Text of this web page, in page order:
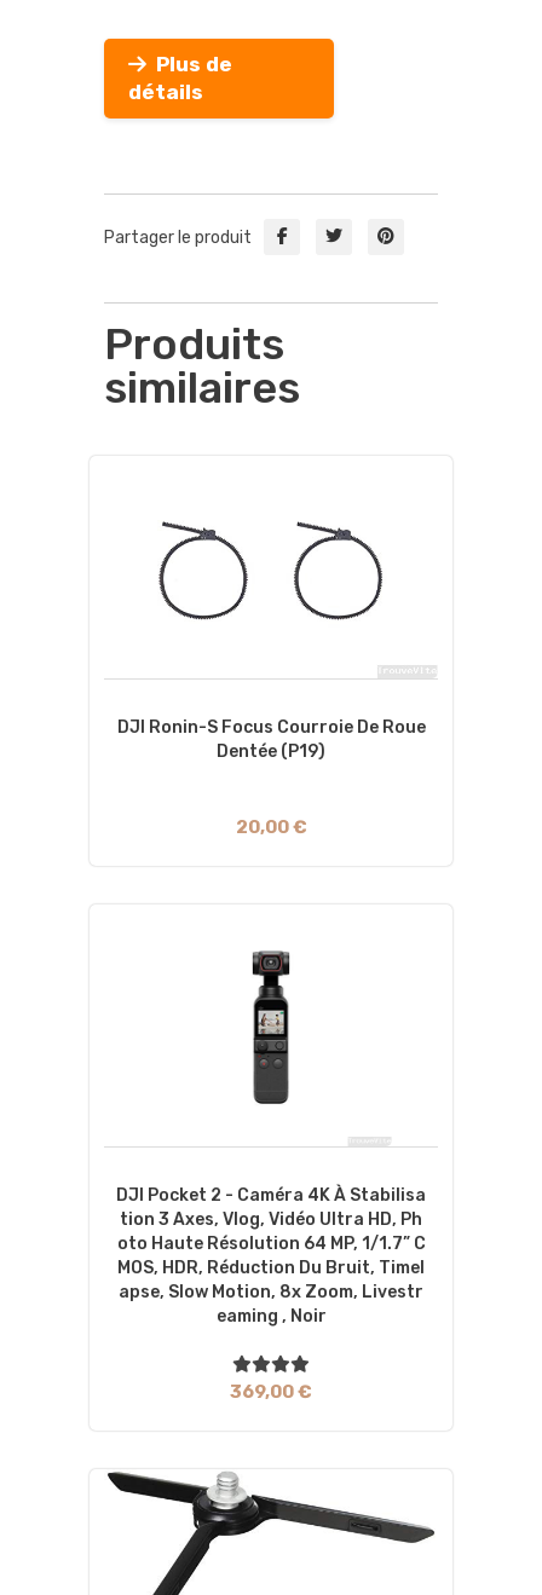
Plus de
détails
Partager le produit
Produits
similaires
DJI Ronin-S Focus Courroie De Roue
Dentée (P19)
20,00 €
DJI Pocket 2 - Caméra 4K À Stabilisa
Tion 3 Axes, Vlog, Vidéo Ultra HD, Ph
Oto Haute Résolution 64 MP, 1/1.7” C
MOS, HDR, Réduction Du Bruit, Timel
Apse, Slow Motion, 8x Zoom, Livestr
Eaming , Noir
369,00 €